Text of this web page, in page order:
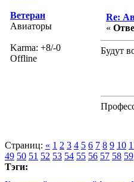
Ветеран
Авиаторы
Karma: +8/-0
Offline
Re:
«
Будут
Страниц: « 1 2 3 4 5 6 7 8 9 10
49 50 51 52 53 54 55 56 57 58 59
Тэги: